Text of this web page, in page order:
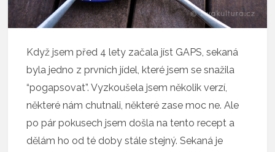
Když jsem před 4 lety začala jíst GAPS, sekaná
byla jedno z prvních jídel, které jsem se snažila
“pogapsovat”. Vyzkoušela jsem několik verzí,
některé nám chutnali, některé zase moc ne. Ale
po pár pokusech jsem došla na tento recept a
dělám ho od té doby stále stejný. Sekaná je